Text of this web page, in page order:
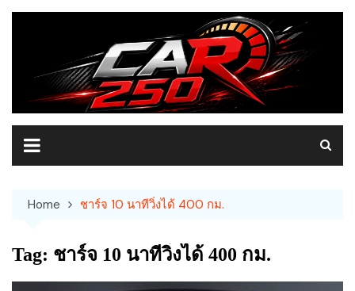
Skip
Home ชาร์จ 10 นาทีวิ่งได้ 400 กม.
Tag: ชาร์จ 10 นาทีวิ่งได้ 400 กม.